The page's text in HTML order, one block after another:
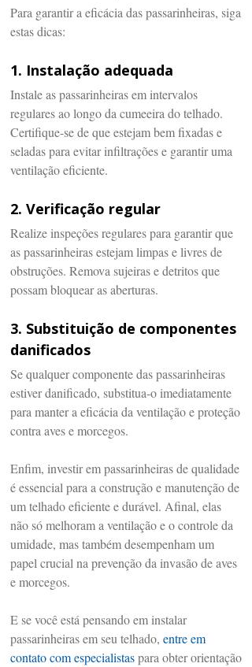
Para garantir a eficácia das passarinheiras, siga
estas dicas:
1. Instalação adequada
Instale as passarinheiras em intervalos
regulares ao longo da cumeeira do telhado.
Certifique-se de que estejam bem fixadas e
seladas para evitar infiltrações e garantir uma
ventilação eficiente.
2. Verificação regular
Realize inspeções regulares para garantir que
as passarinheiras estejam limpas e livres de
obstruções. Remova sujeiras e detritos que
possam bloquear as aberturas.
3. Substituição de componentes
danificados
Se qualquer componente das passarinheiras
estiver danificado, substitua-o imediatamente
para manter a eficácia da ventilação e proteção
contra aves e morcegos.
Enfim, investir em passarinheiras de qualidade
é essencial para a construção e manutenção de
um telhado eficiente e durável. Afinal, elas
não só melhoram a ventilação e o controle da
umidade, mas também desempenham um
papel crucial na prevenção da invasão de aves
e morcegos.
E se você está pensando em instalar
passarinheiras em seu telhado, entre em
contato com especialistaspara obter orientação